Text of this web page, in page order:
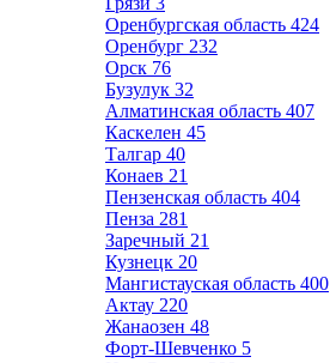
Оренбургская область 424
Оренбург 232
Орск 76
Бузулук 32
Алматинская область 407
Каскелен 45
Талгар 40
Конаев 21
Пензенская область 404
Пенза 281
Заречный 21
Кузнецк 20
Мангистауская область 400
Актау 220
Жанаозен 48
Форт-Шевченко 5